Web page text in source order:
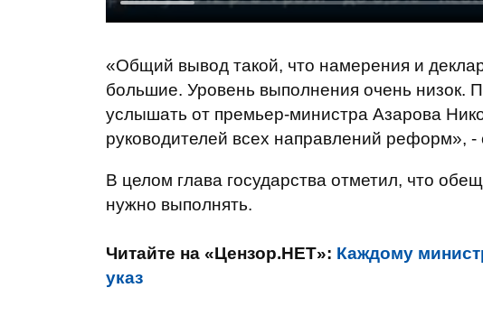
«Общий вывод такой, что намерения и
большие. Уровень выполнения очень низок.
услышать от премьер-министра Азарова
руководителей всех направлений реформ», -
В целом глава государства отметил, что
нужно выполнять.
Читайте на «Цензор.НЕТ»: Каждому
указ